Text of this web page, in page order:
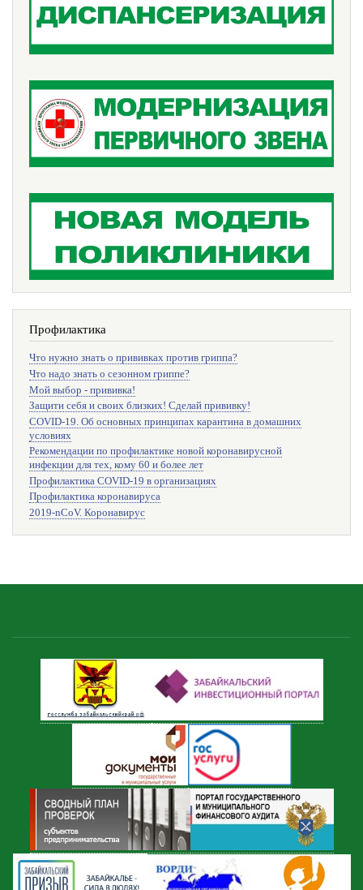
Профилактика
Что нужно знать о прививках против гриппа?
Что надо знать о сезонном гриппе?
Мой выбор - прививка!
Защити себя и своих близких! Сделай прививку!
COVID-19. Об основных принципах карантина в домашних
условиях
Рекомендации по профилактике новой коронавирусной
инфекции для тех, кому 60 и более лет
Профилактика COVID-19 в организациях
Профилактика коронавируса
2019-nCoV. Коронавирус